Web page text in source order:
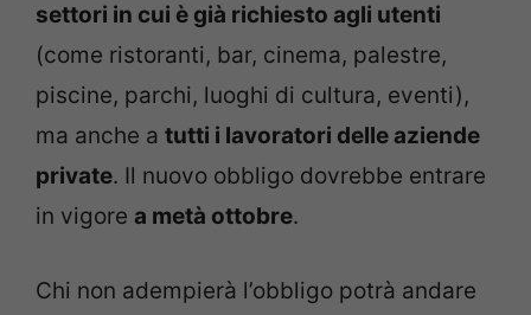
settori in cui è già richiesto agli utenti
(come ristoranti, bar, cinema, palestre,
piscine, parchi, luoghi di cultura, eventi),
ma anche a tutti i lavoratori delle aziende
private. Il nuovo obbligo dovrebbe entrare
in vigore a metà ottobre.
Chi non adempierà l’obbligo potrà andare